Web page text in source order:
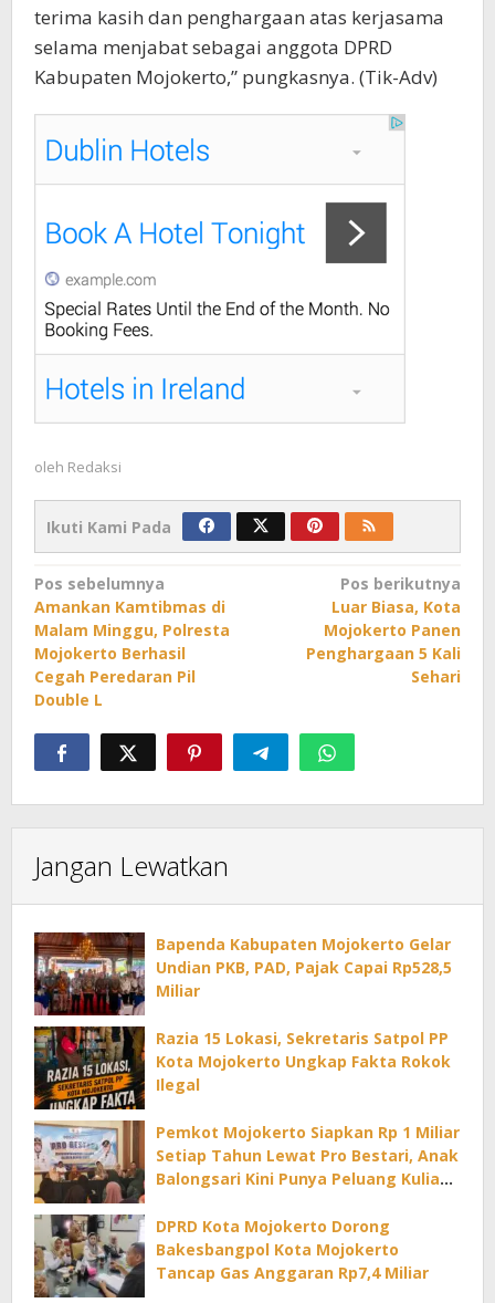
terima kasih dan penghargaan atas kerjasama
selama menjabat sebagai anggota DPRD
Kabupaten Mojokerto,” pungkasnya. (Tik-Adv)
oleh Redaksi
Ikuti Kami Pada
Navigasi
pos
Pos sebelumnya
Amankan Kamtibmas di
Malam Minggu, Polresta
Mojokerto Berhasil
Cegah Peredaran Pil
Double L
Pos berikutnya
Luar Biasa, Kota
Mojokerto Panen
Penghargaan 5 Kali
Sehari
Jangan Lewatkan
Bapenda Kabupaten Mojokerto Gelar
Undian PKB, PAD, Pajak Capai Rp528,5
Miliar
Razia 15 Lokasi, Sekretaris Satpol PP
Kota Mojokerto Ungkap Fakta Rokok
Ilegal
Pemkot Mojokerto Siapkan Rp 1 Miliar
Setiap Tahun Lewat Pro Bestari, Anak
Balongsari Kini Punya Peluang Kuliah
DPRD Kota Mojokerto Dorong
Bakesbangpol Kota Mojokerto
Tancap Gas Anggaran Rp7,4 Miliar